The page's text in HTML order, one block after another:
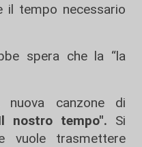
il tempo necessario
spera che la “la
canzone di
nostro tempo". Si
trasmettere